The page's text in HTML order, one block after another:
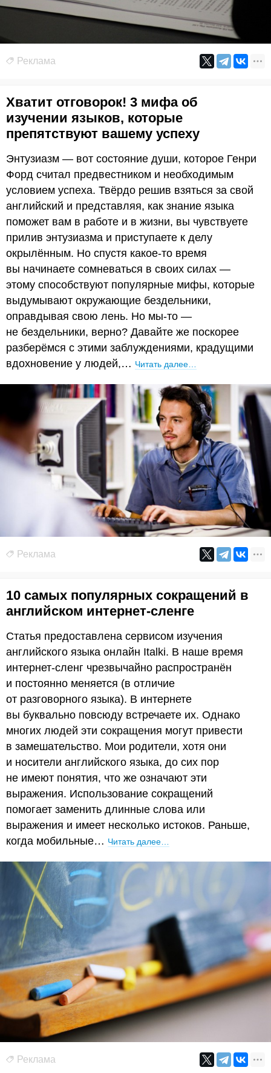
Реклама
Хватит отговорок! 3 мифа об
изучении языков, которые
препятствуют вашему успеху
Энтузиазм — вот состояние души, которое Генри
Форд считал предвестником и необходимым
условием успеха. Твёрдо решив взяться за свой
английский и представляя, как знание языка
поможет вам в работе и в жизни, вы чувствуете
прилив энтузиазма и приступаете к делу
окрылённым. Но спустя какое-то время
вы начинаете сомневаться в своих силах —
этому способствуют популярные мифы, которые
выдумывают окружающие бездельники,
оправдывая свою лень. Но мы-то —
не бездельники, верно? Давайте же поскорее
разберёмся с этими заблуждениями, крадущими
вдохновение у людей,… Читать далее…
Реклама
10 самых популярных сокращений в
английском интернет-сленге
Статья предоставлена сервисом изучения
английского языка онлайн Italki. В наше время
интернет-сленг чрезвычайно распространён
и постоянно меняется (в отличие
от разговорного языка). В интернете
вы буквально повсюду встречаете их. Однако
многих людей эти сокращения могут привести
в замешательство. Мои родители, хотя они
и носители английского языка, до сих пор
не имеют понятия, что же означают эти
выражения. Использование сокращений
помогает заменить длинные слова или
выражения и имеет несколько истоков. Раньше,
когда мобильные… Читать далее…
Реклама